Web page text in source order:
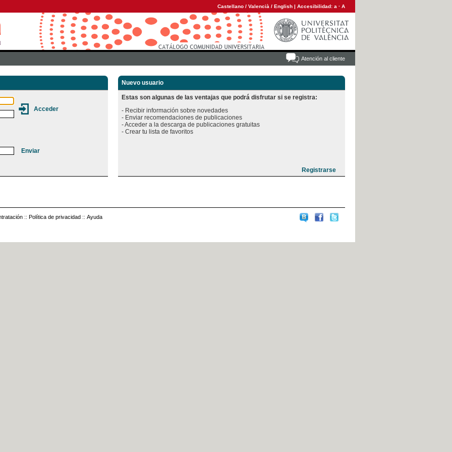
Castellano / Valencià / English | Accesibilidad: a · A
Atención al cliente
Nuevo usuario
Estas son algunas de las ventajas que podrá disfrutar si se registra:
- Recibir información sobre novedades
- Enviar recomendaciones de publicaciones
- Acceder a la descarga de publicaciones gratuitas
:: Política de privacidad :: Ayuda